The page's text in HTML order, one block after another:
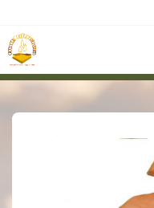
accessoires